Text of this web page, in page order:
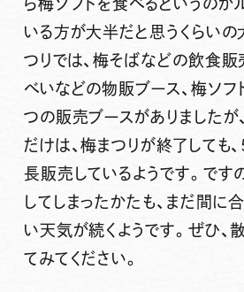
いる方が大半だと思うくらいの
つりでは、梅そばなどの飲食販
べいなどの物販ブース、梅ソ
つの販売ブースがありましたが
だけは、梅まつりが終了しても
長販売しているようです。です
してしまったかたも、まだ間に
い天気が続くようです。ぜひ、
てみてください。